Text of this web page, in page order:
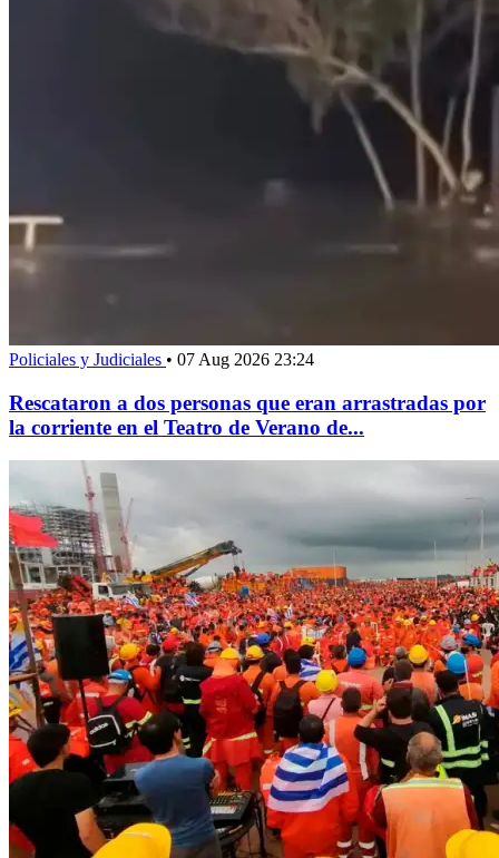
Policiales y Judiciales • 07 Aug 2026 23:24
Rescataron a dos personas que eran arrastradas por
la corriente en el Teatro de Verano de...